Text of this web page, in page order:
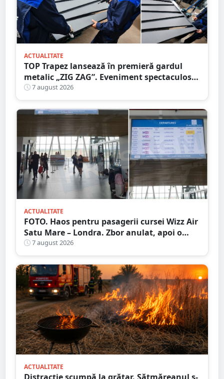
ACTUALITATE
TOP Trapez lansează în premieră gardul
metalic „ZIG ZAG”. Eveniment spectaculos
în Grădina Romei
7 august 2026
ACTUALITATE
FOTO. Haos pentru pasagerii cursei Wizz Air
Satu Mare – Londra. Zbor anulat, apoi o
nouă întârziere. Fără explicații clare
7 august 2026
ACTUALITATE